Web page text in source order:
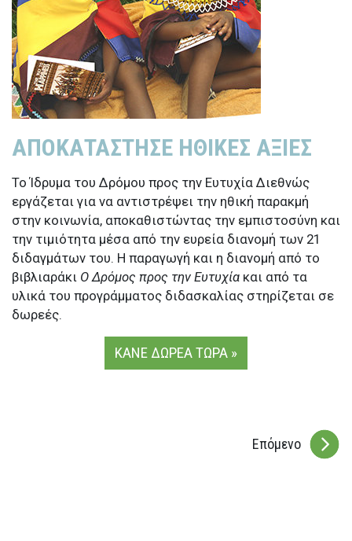
ΑΠΟΚΑΤΑΣΤΗΣΕ ΗΘΙΚΕΣ ΑΞΙΕΣ
Το Ίδρυμα του Δρόμου προς την Ευτυχία Διεθνώς
εργάζεται για να αντιστρέψει την ηθική παρακμή
στην κοινωνία, αποκαθιστώντας την εμπιστοσύνη και
την τιμιότητα μέσα από την ευρεία διανομή των 21
διδαγμάτων του. Η παραγωγή και η διανομή από το
βιβλιαράκι Ο Δρόμος προς την Ευτυχία και από τα
υλικά του προγράμματος διδασκαλίας στηρίζεται σε
δωρεές.
ΚΑΝΕ ΔΩΡΕΑ ΤΩΡΑ »
Επόμενο